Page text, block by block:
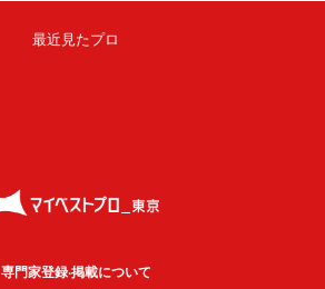
最近見たプロ
専門家登録·掲載について